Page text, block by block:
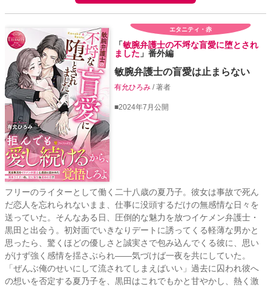
エタニティ・赤
「敏腕弁護士の不埒な盲愛に堕とされ
ました 」番外編
敏腕弁護士の盲愛は止まらない
有允ひろみ/ 著者
■2024年7月公開
フリーのライターとして働く二十八歳の夏乃子。彼女は事故で死ん
だ恋人を忘れられないまま、仕事に没頭するだけの無感情な日々を
送っていた。そんなある日、圧倒的な魅力を放つイケメン弁護士・
黒田と出会う。初対面でいきなりデートに誘ってくる軽薄な男かと
思ったら、驚くほどの優しさと誠実さで包み込んでくる彼に、思い
がけず強く感情を揺さぶられ――気づけば一夜を共にしていた。
「ぜんぶ俺のせいにして流されてしまえばいい」過去に囚われ彼へ
の想いを否定する夏乃子を、黒田はこれでもかと甘やかし、熱く激